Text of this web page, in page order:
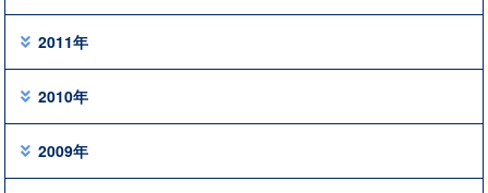
2011年
2010年
2009年